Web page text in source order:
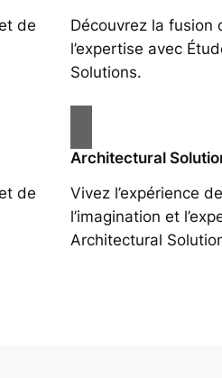
de
Découvrez la fusion
l’expertise avec
Solutions.
de
Architectural
Vivez l’expérience
l’imagination et
Architectural